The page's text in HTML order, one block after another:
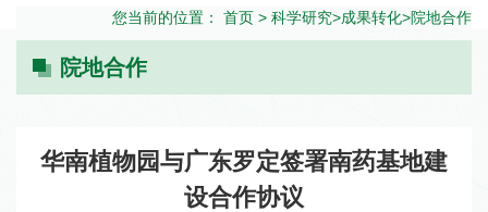
您当前的位置： 首页 > 科学研究>成果转化>院地合作
院地合作
华南植物园与广东罗定签署南药基地建
设合作协议